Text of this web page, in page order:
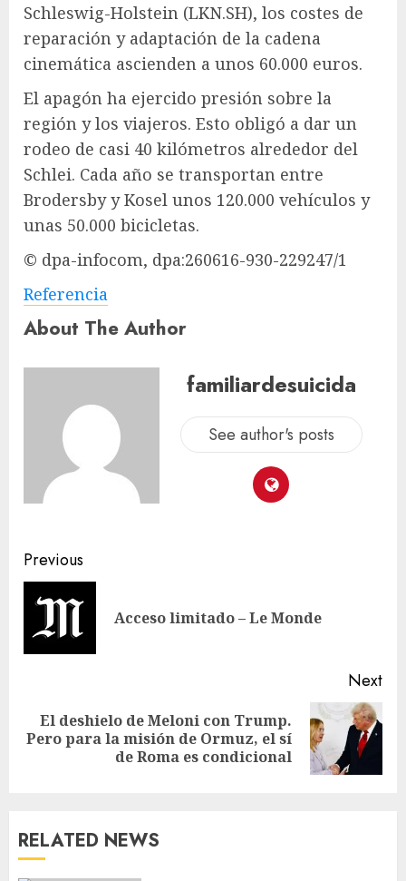
Schleswig-Holstein (LKN.SH), los costes de
reparación y adaptación de la cadena
cinemática ascienden a unos 60.000 euros.
El apagón ha ejercido presión sobre la
región y los viajeros. Esto obligó a dar un
rodeo de casi 40 kilómetros alrededor del
Schlei. Cada año se transportan entre
Brodersby y Kosel unos 120.000 vehículos y
unas 50.000 bicicletas.
© dpa-infocom, dpa:260616-930-229247/1
Referencia
About The Author
familiardesuicida
See author's posts
Previous
Acceso limitado – Le Monde
Next
El deshielo de Meloni con Trump.
Pero para la misión de Ormuz, el sí
de Roma es condicional
RELATED NEWS